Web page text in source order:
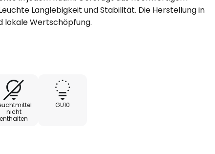
Langlebigkeit und Stabilität. Die Herstellung in
lokale Wertschöpfung.
konzipiert, wo sie eine Atmosphäre von Komfort
nicht
enthalten
GU10